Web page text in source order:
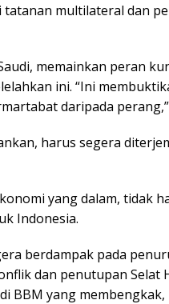
multilateral dan
memainkan peran
ini. “Ini
daripada
harus segera
yang dalam, tidak
Indonesia.
berdampak pada
dan penutupan Selat
BBM yang membengkak,